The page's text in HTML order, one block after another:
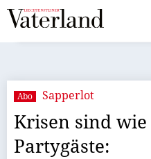
Abo Sapperlot
Krisen sind
Partygäste: